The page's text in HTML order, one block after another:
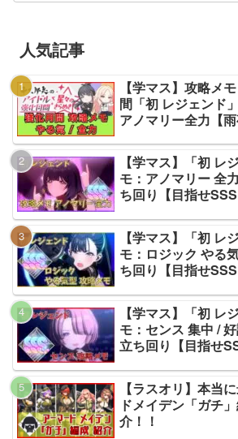
人気記事
【学マス】攻略メ
間「初 レジェンド
アノマリー全力【雨
【学マス】「初 レ
モ：アノマリー 全
ち回り【目指せ
【学マス】「初 レ
モ：ロジック やる
ち回り【目指せ
【学マス】「初 レ
モ：センス 集中 /
立ち回り【目指せ
【ラスオリ】本当
ドメイデン「ガチ
介！！